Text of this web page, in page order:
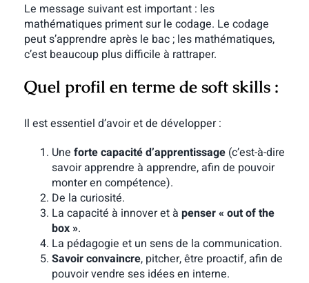
Le message suivant est important : les
mathématiques priment sur le codage. Le codage
peut s’apprendre après le bac ; les mathématiques,
c’est beaucoup plus difficile à rattraper.
Quel profil en terme de soft skills :
Il est essentiel d’avoir et de développer :
Une forte capacité d’apprentissage(c’est-à-dire
savoir apprendre à apprendre, afin de pouvoir
monter en compétence).
De la curiosité.
La capacité à innover et à penser « out of the
box ».
La pédagogie et un sens de la communication.
Savoir convaincre, pitcher, être proactif, afin de
pouvoir vendre ses idées en interne.